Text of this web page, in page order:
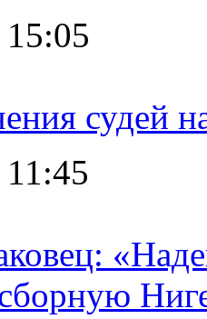
судей
сборную